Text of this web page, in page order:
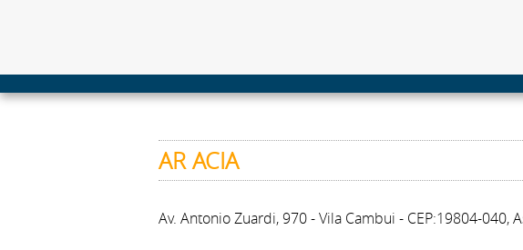
AR ACIA
Av. Antonio Zuardi, 970 - Vila Cambui - CEP:19804-040,